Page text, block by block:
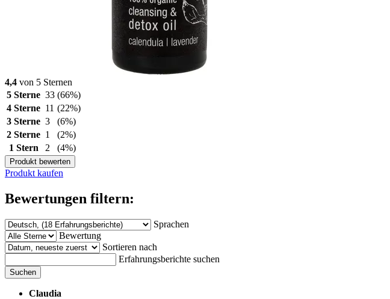
4,4 von 5 Sternen
5 Sterne 33 (66%)
4 Sterne 11 (22%)
3 Sterne 3
(6%)
2 Sterne 1
(2%)
1 Stern
2 (4%)
Produkt bewerten
Produkt kaufen
Bewertungen filtern:
Sprachen
Bewertung
Sortieren nach
Erfahrungsberichte suchen
Suchen
Claudia